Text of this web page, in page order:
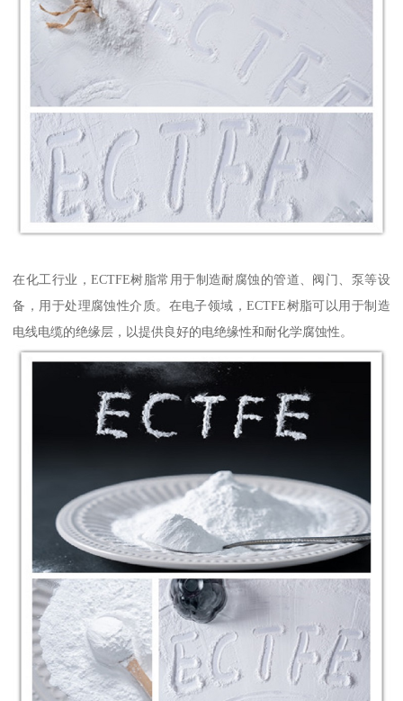
在化工行业，ECTFE树脂常用于制造耐腐蚀的管道、阀门、泵等设
备，用于处理腐蚀性介质。在电子领域，ECTFE树脂可以用于制造
电线电缆的绝缘层，以提供良好的电绝缘性和耐化学腐蚀性。